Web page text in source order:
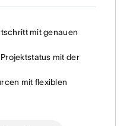
mit genauen
mit der
mit flexiblen